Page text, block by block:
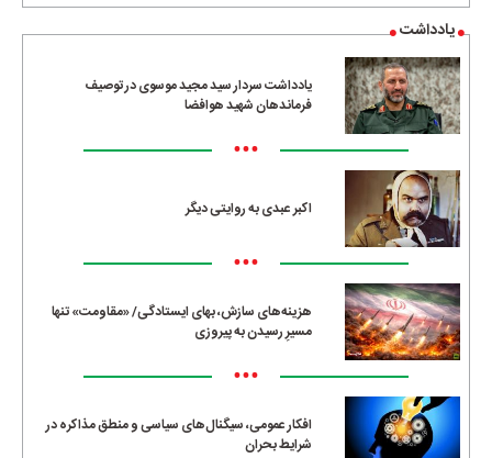
یادداشت
یادداشت سردار سید مجید موسوی در توصیف
فرماندهان شهید هوافضا
•••
اکبر عبدی به روایتی دیگر
•••
هزینه‌های سازش، بهای ایستادگی/ «مقاومت» تنها
مسیرِ رسیدن به پیروزی
•••
افکار عمومی، سیگنال‌های سیاسی و منطق مذاکره در
شرایط بحران